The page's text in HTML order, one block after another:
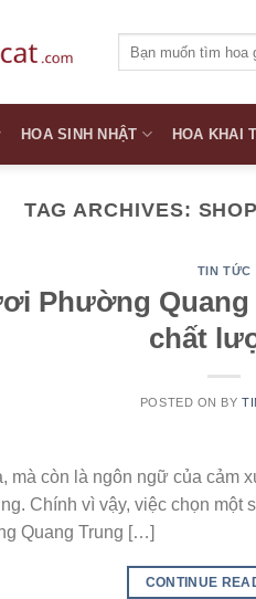
kiếm:
HOA SINH NHẬT HOA KHAI
TAG ARCHIVES:
TIN TỨC
Phường Quang
chất
POSTED ON BY
mà còn là ngôn ngữ của cảm
Chính vì vậy, việc chọn
Quang Trung […]
CONTINUE